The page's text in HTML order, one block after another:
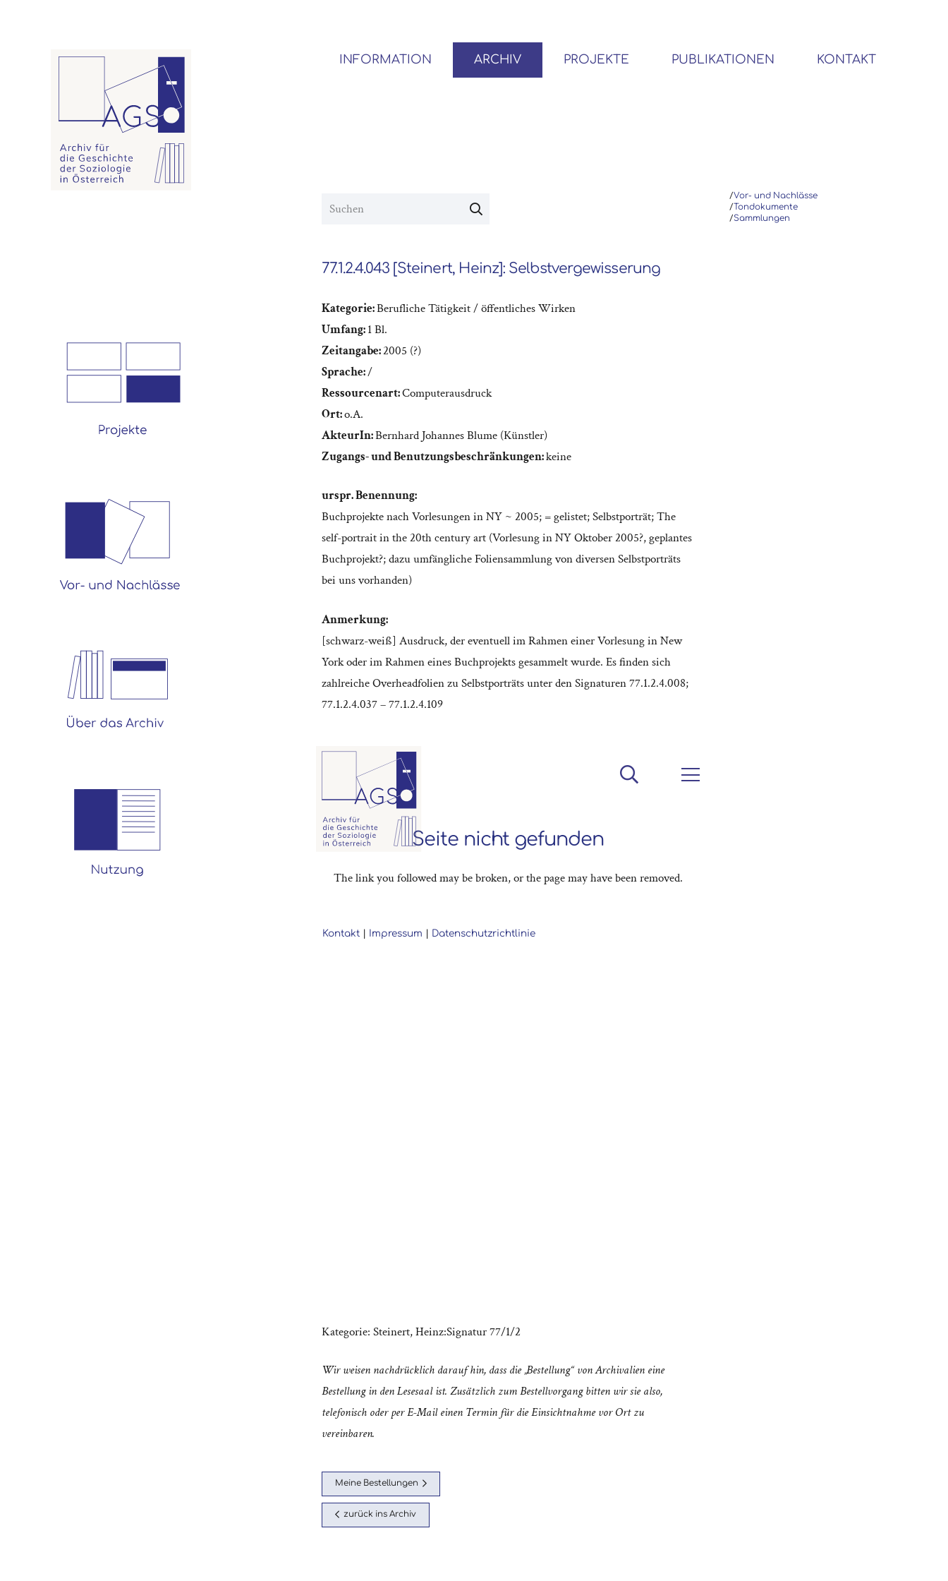
INFORMATION ARCHIV PROJEKTE PUBLIKATIONEN KONTAKT
/Vor- und Nachlässe
/Tondokumente
/Sammlungen
77.1.2.4.043 [Steinert, Heinz]: Selbstvergewisserung
Kategorie:Berufliche Tätigkeit / öffentliches Wirken
Umfang:1 Bl.
Zeitangabe:2005 (?)
Sprache:/
Ressourcenart:Computerausdruck
Ort:o.A.
AkteurIn:Bernhard Johannes Blume (Künstler)
Zugangs- und Benutzungsbeschränkungen:keine
urspr. Benennung:
Buchprojekte nach Vorlesungen in NY ~ 2005; = gelistet; Selbstporträt; The
self-portrait in the 20th century art (Vorlesung in NY Oktober 2005?, geplantes
Buchprojekt?; dazu umfängliche Foliensammlung von diversen Selbstporträts
bei uns vorhanden)
Anmerkung:
[schwarz-weiß] Ausdruck, der eventuell im Rahmen einer Vorlesung in New
York oder im Rahmen eines Buchprojekts gesammelt wurde. Es finden sich
zahlreiche Overheadfolien zu Selbstporträts unter den Signaturen 77.1.2.4.008;
77.1.2.4.037 – 77.1.2.4.109
Kategorie: Steinert, Heinz:Signatur 77/1/2
Wir weisen nachdrücklich darauf hin, dass die „Bestellung“ von Archivalien eine
Bestellung in den Lesesaal ist. Zusätzlich zum Bestellvorgang bitten wir sie also,
telefonisch oder per E-Mail einen Termin für die Einsichtnahme vor Ort zu
vereinbaren.
Meine Bestellungen
zurück ins Archiv